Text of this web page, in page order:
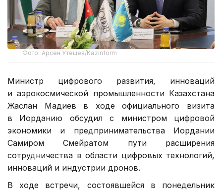
Фото: Арсен Утешев/Kazinform
Министр цифрового развития, инноваций
и аэрокосмической промышленности Казахстана
Жаслан Мадиев в ходе официального визита
в Иорданию обсудил с министром цифровой
экономики и предпринимательства Иордании
Самиром Смейратом пути расширения
сотрудничества в области цифровых технологий,
инноваций и индустрии дронов.
В ходе встречи, состоявшейся в понедельник